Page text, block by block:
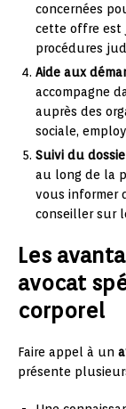
concernées
cette offre est
procédures
Aide aux
accompagne
auprès des
sociale,
Suivi du
au long de la
vous informer
conseiller sur
Les
avocat
corporel
Faire appel à un
présente